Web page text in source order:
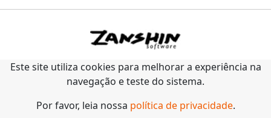
Este site utiliza cookies para melhorar a experiência na
navegação e teste do sistema.
Por favor, leia nossa política de privacidade.